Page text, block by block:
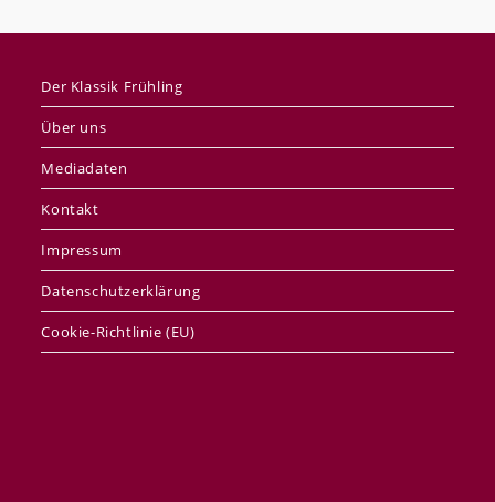
Der Klassik Frühling
Über uns
Mediadaten
Kontakt
Impressum
Datenschutzerklärung
Cookie-Richtlinie (EU)